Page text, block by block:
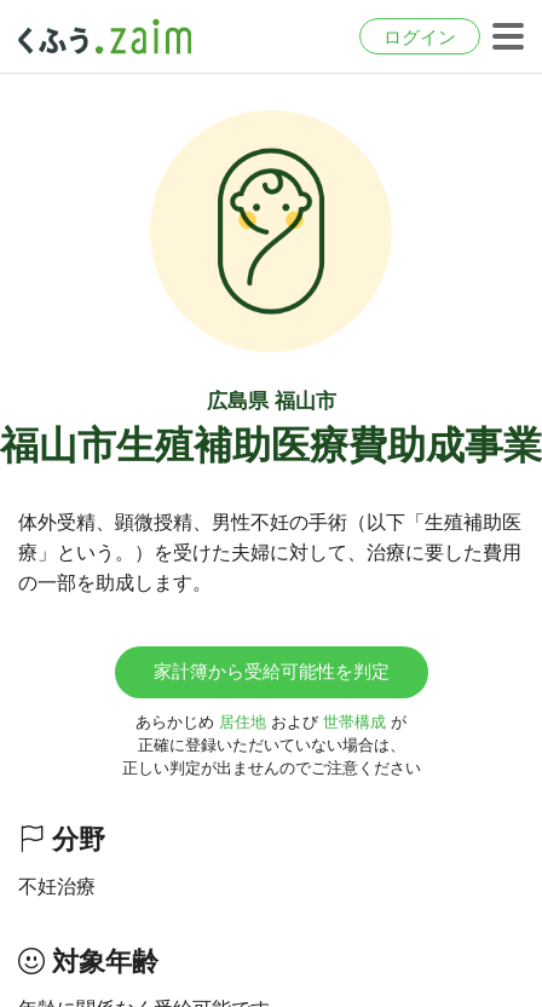
ログイン
広島県 福山市
福山市生殖補助医療費助成事業
体外受精、顕微授精、男性不妊の手術（以下「生殖補助医
療」という。）を受けた夫婦に対して、治療に要した費用
の一部を助成します。
家計簿から受給可能性を判定
あらかじめ 居住地 および 世帯構成 が
正確に登録いただいていない場合は、
正しい判定が出ませんのでご注意ください
分野
不妊治療
対象年齢